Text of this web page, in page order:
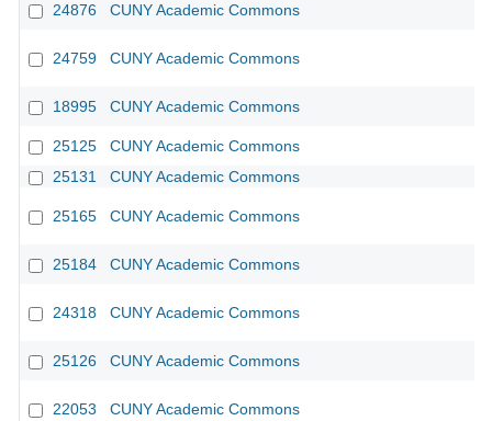
24876 CUNY Academic Commons
24759 CUNY Academic Commons
18995 CUNY Academic Commons
25125
CUNY Academic Commons
25131
CUNY Academic Commons
25165 CUNY Academic Commons
25184 CUNY Academic Commons
24318 CUNY Academic Commons
25126 CUNY Academic Commons
22053 CUNY Academic Commons